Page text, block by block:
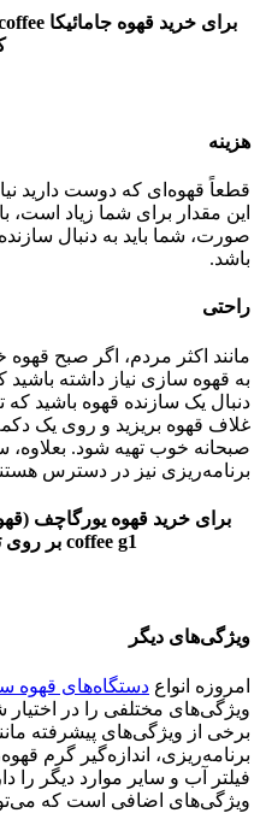
هزینه
قطعاً قهوه‌ای که دوست دارید
این مقدار برای شما زیاد است،
صورت، شما باید به دنبال
باشد.
راحتی
مانند اکثر مردم، اگر صبح
به قهوه سازی نیاز داشته باشید
دنبال یک سازنده قهوه باشید که
غلاف قهوه بریزید و روی یک
صبحانه خوب تهیه شود.
برنامه‌ریزی نیز در دسترس
coffee g1 بر روی تصویر زیر کلیک کنید
ویژگی‌های دیگر
امروزه انواع دستگاه‌های قهوه
ویژگی‌های مختلفی را در اختیار
برخی از ویژگی‌های پیشرفته
برنامه‌ریزی، اندازه‌گیر گرم
فیلتر آب و سایر موارد دیگر را
ویژگی‌های اضافی است که